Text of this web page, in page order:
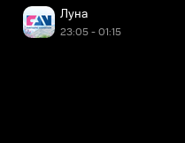
Луна
23:05 - 01:15